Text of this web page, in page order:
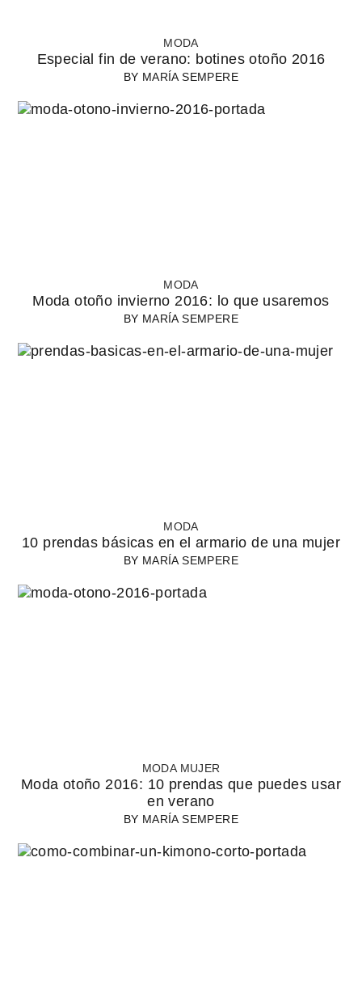
MODA
Especial fin de verano: botines otoño 2016
BY MARÍA SEMPERE
MODA
Moda otoño invierno 2016: lo que usaremos
BY MARÍA SEMPERE
MODA
10 prendas básicas en el armario de una mujer
BY MARÍA SEMPERE
MODA MUJER
Moda otoño 2016: 10 prendas que puedes usar
en verano
BY MARÍA SEMPERE